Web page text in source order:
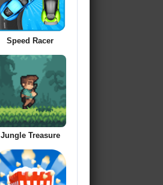
Speed Racer
Jungle Treasure